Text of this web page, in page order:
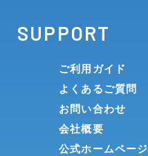
SUPPORT
ご利用ガイド
よくあるご質問
お問い合わせ
会社概要
公式ホームページ